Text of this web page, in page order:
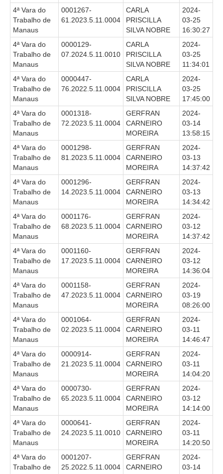
Avalie os Serviços da Ouvidoria
Faça sua Manifestação
Denúncia Assédio Moral ou Sexual
Denúncia Assédio Eleitoral
Notícia de Irregularidade Anônima
Denúncia Atos de Corrupção
Contato
Contatos - Trabalho Remoto
Fale Conosco
Atendimento ao Público
Fones TST
Balcão Virtual
Balcão Visual Libras
Aplicativos
4ª Vara do
Trabalho de
Manaus
0001267-
61.2023.5.11.0004
CARLA
PRISCILLA
SILVA NOBRE
2024-
03-25
16:30:27
4ª Vara do
Trabalho de
Manaus
0000129-
07.2024.5.11.0010
CARLA
PRISCILLA
SILVA NOBRE
2024-
03-25
11:34:01
4ª Vara do
Trabalho de
Manaus
0000447-
76.2022.5.11.0004
CARLA
PRISCILLA
SILVA NOBRE
2024-
03-25
17:45:00
4ª Vara do
Trabalho de
Manaus
0001318-
72.2023.5.11.0004
GERFRAN
CARNEIRO
MOREIRA
2024-
03-14
13:58:15
4ª Vara do
Trabalho de
Manaus
0001298-
81.2023.5.11.0004
GERFRAN
CARNEIRO
MOREIRA
2024-
03-13
14:37:42
4ª Vara do
Trabalho de
Manaus
0001296-
14.2023.5.11.0004
GERFRAN
CARNEIRO
MOREIRA
2024-
03-13
14:34:42
4ª Vara do
Trabalho de
Manaus
0001176-
68.2023.5.11.0004
GERFRAN
CARNEIRO
MOREIRA
2024-
03-12
14:37:42
4ª Vara do
Trabalho de
Manaus
0001160-
17.2023.5.11.0004
GERFRAN
CARNEIRO
MOREIRA
2024-
03-12
14:36:04
4ª Vara do
Trabalho de
Manaus
0001158-
47.2023.5.11.0004
GERFRAN
CARNEIRO
MOREIRA
2024-
03-19
08:26:00
4ª Vara do
Trabalho de
Manaus
0001064-
02.2023.5.11.0004
GERFRAN
CARNEIRO
MOREIRA
2024-
03-11
14:46:47
4ª Vara do
Trabalho de
Manaus
0000914-
21.2023.5.11.0004
GERFRAN
CARNEIRO
MOREIRA
2024-
03-11
14:04:20
4ª Vara do
Trabalho de
Manaus
0000730-
65.2023.5.11.0004
GERFRAN
CARNEIRO
MOREIRA
2024-
03-12
14:14:00
4ª Vara do
Trabalho de
Manaus
0000641-
24.2023.5.11.0010
GERFRAN
CARNEIRO
MOREIRA
2024-
03-11
14:20:50
4ª Vara do
Trabalho de
0001207-
25.2022.5.11.0004
GERFRAN
CARNEIRO
2024-
03-14